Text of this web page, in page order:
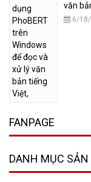
văn
6/
FANPAGE
DANH MỤC